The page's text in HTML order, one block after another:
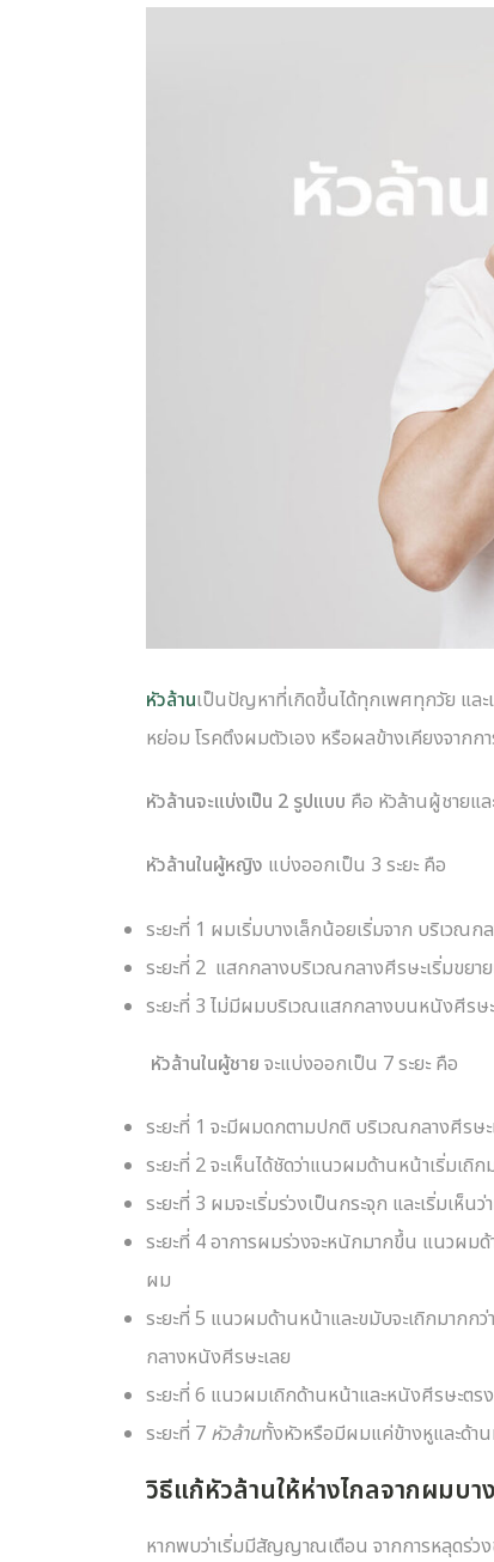
หัวล้านเป็นปัญหาที่เกิดขึ้นได้ทุกเพศทุกวัย และ
หย่อม โรคตึงผมตัวเอง หรือผลข้างเคียงจากก
หัวล้านจะแบ่งเป็น 2 รูปแบบ คือ หัวล้านผู้ชายแล
หัวล้านในผู้หญิง แบ่งออกเป็น 3 ระยะ คือ
ระยะที่ 1 ผมเริ่มบางเล็กน้อยเริ่มจาก บริเวณ
ระยะที่ 2 แสกกลางบริเวณกลางศีรษะเริ่มขยา
ระยะที่ 3 ไม่มีผมบริเวณแสกกลางบนหนังศีรษะ
หัวล้านในผู้ชาย จะแบ่งออกเป็น 7 ระยะ คือ
ระยะที่ 1 จะมีผมดกตามปกติ บริเวณกลางศีรษ
ระยะที่ 2 จะเห็นได้ชัดว่าแนวผมด้านหน้าเริ่มเ
ระยะที่ 3 ผมจะเริ่มร่วงเป็นกระจุก และเริ่มเห็
ระยะที่ 4 อาการผมร่วงจะหนักมากขึ้น แนวผม
ผม
ระยะที่ 5 แนวผมด้านหน้าและขมับจะเถิกมากก
กลางหนังศีรษะเลย
ระยะที่ 6 แนวผมเถิกด้านหน้าและหนังศีรษะต
ระยะที่ 7 หัวล้านทั้งหัวหรือมีผมแค่ข้างหูและด้า
วิธีแก้หัวล้านให้ห่างไกลจากผมบา
หากพบว่าเริ่มมีสัญญาณเตือน จากการหลุดร่